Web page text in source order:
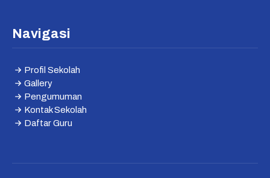
Navigasi
Profil Sekolah
Gallery
Pengumuman
Kontak Sekolah
Daftar Guru